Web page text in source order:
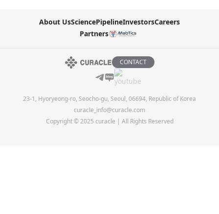
About UsSciencePipelineInvestorsCareers
Partners
CONTACT
23-1, Hyoryeong-ro, Seocho-gu, Seoul, 06694, Republic of Korea
curacle_info@curacle.com
Copyright © 2025 curacle | All Rights Reserved